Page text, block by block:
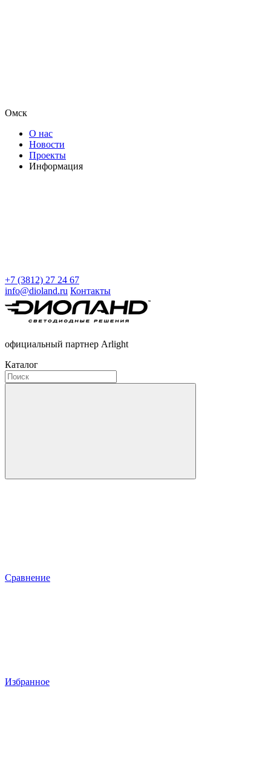
Омск
О нас
Новости
Проекты
Информация
+7 (3812) 27 24 67
info@dioland.ru Контакты
официальный партнер Arlight
Каталог
Сравнение
Избранное